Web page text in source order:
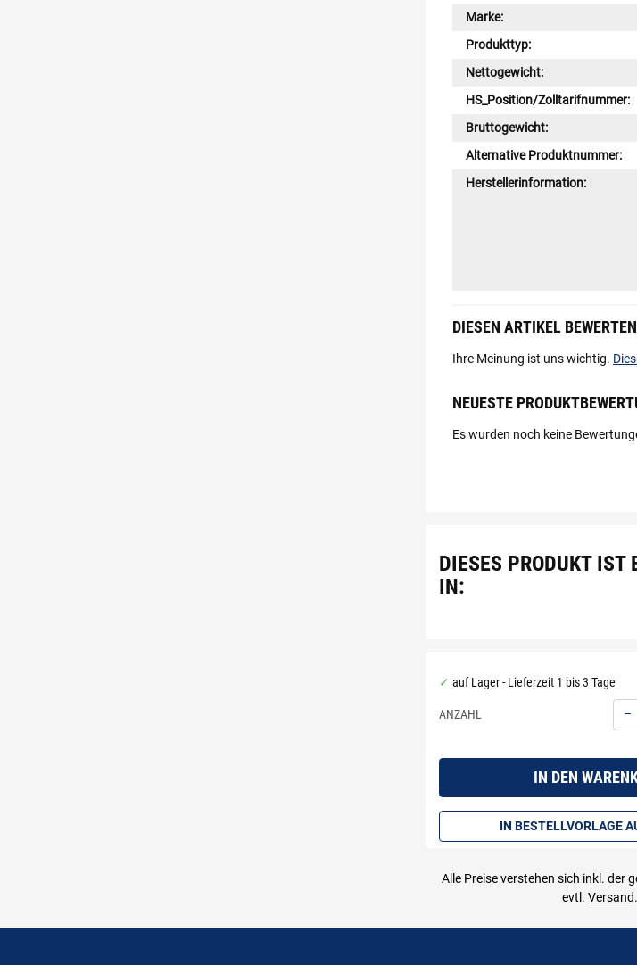
Marke:
Produkttyp:
Nettogewicht:
HS_Position/Zolltarifnummer:
Bruttogewicht:
Alternative Produktnummer:
Herstellerinformation:
DIESEN ARTIKEL BEWERTEN
Ihre Meinung ist uns wichtig.
NEUESTE
Es wurden noch keine
DIESES PRODUKT IST
IN:
auf Lager - Lieferzeit 1 bis 3 Tage
ANZAHL –
IN DEN
IN BESTELLVORLAGE
Alle Preise verstehen sich inkl. der
evtl. Versand.